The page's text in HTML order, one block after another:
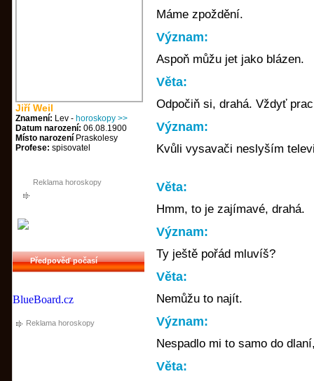
Jiří Weil
Znamení: Lev - horoskopy >>
Datum narození: 06.08.1900
Místo narození Praskolesy
Profese: spisovatel
Reklama horoskopy
Předpověď počasí
BlueBoard.cz
Reklama horoskopy
Máme zpoždění.
Význam:
Aspoň můžu jet jako blázen.
Věta:
Odpočiň si, drahá. Vždyť
Význam:
Kvůli vysavači neslyším
Věta:
Hmm, to je zajímavé, drahá.
Význam:
Ty ještě pořád mluvíš?
Věta:
Nemůžu to najít.
Význam:
Nespadlo mi to samo do
Věta: